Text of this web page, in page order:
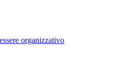
organizzativo